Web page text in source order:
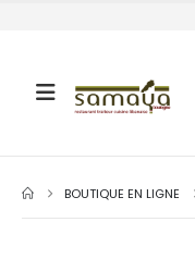
BOUTIQUE EN LIGNE